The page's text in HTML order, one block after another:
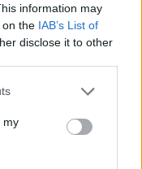
information may
on the IAB’s List of
disclose it to other
my
μαζί:
το 2028
ο Γενικός